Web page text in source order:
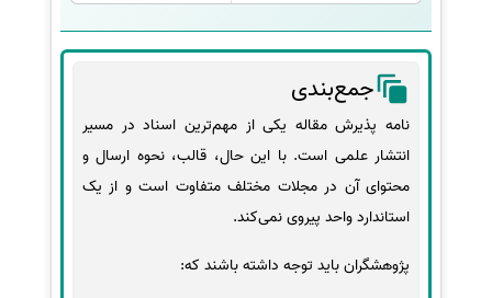
جمع‌بندی
نامه پذیرش مقاله یکی از مهم‌ترین اسناد در مسیر
انتشار علمی است. با این حال، قالب، نحوه ارسال و
محتوای آن در مجلات مختلف متفاوت است و از یک
استاندارد واحد پیروی نمی‌کند.
پژوهشگران باید توجه داشته باشند که: